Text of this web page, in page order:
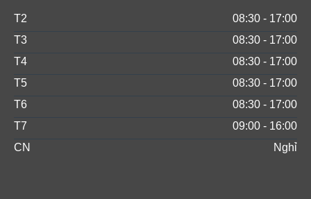
T2
08:30 - 17:00
T3
08:30 - 17:00
T4
08:30 - 17:00
T5
08:30 - 17:00
T6
08:30 - 17:00
T7
09:00 - 16:00
CN
Nghỉ